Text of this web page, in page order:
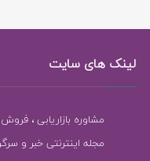
لینک های سایت
مشاوره بازاریابی ،
مجله اینترنتی خبر و